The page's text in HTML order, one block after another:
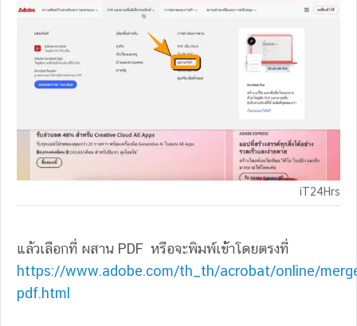
iT24Hrs
แล้วเลือกที่ ผสาน PDF หรือจะพิมพ์เข้้าโดยตรงที่
https://www.adobe.com/th_th/acrobat/online/
pdf.html